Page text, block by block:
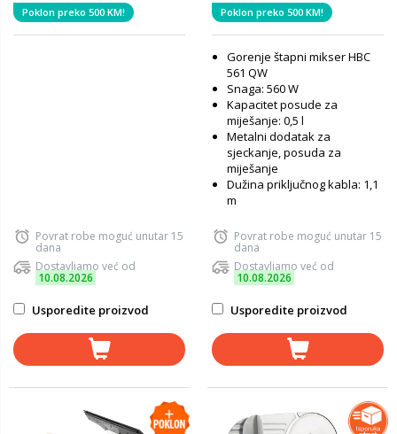
Poklon preko 500 KM!
Povrat robe moguć unutar 15
dana
Dostavljamo već od
10.08.2026
Usporedite proizvod
Poklon preko 500 KM!
Gorenje štapni mikser HBC
561 QW
Snaga: 560 W
Kapacitet posude za
miješanje: 0,5 l
Metalni dodatak za
sjeckanje, posuda za
miješanje
Dužina priključnog kabla: 1,1
m
Povrat robe moguć unutar 15
dana
Dostavljamo već od
10.08.2026
Usporedite proizvod